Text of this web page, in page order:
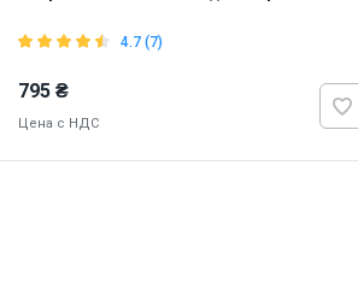
4.7 (7)
795 ₴
Цена с НДС